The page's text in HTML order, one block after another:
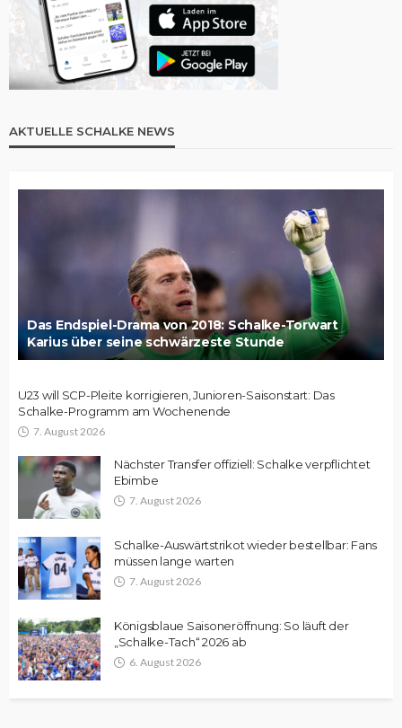
AKTUELLE SCHALKE NEWS
Das Endspiel-Drama von 2018: Schalke-Torwart
Karius über seine schwärzeste Stunde
U23 will SCP-Pleite korrigieren, Junioren-Saisonstart: Das
Schalke-Programm am Wochenende
7. August 2026
Nächster Transfer offiziell: Schalke verpflichtet
Ebimbe
7. August 2026
Schalke-Auswärtstrikot wieder bestellbar: Fans
müssen lange warten
7. August 2026
Königsblaue Saisoneröffnung: So läuft der
„Schalke-Tach“ 2026 ab
6. August 2026